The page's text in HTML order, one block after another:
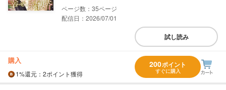
35
配信日：2026/07/01
試し読み
購入
1%還元 ：2ポイント獲得
200ポイント
すぐに購入